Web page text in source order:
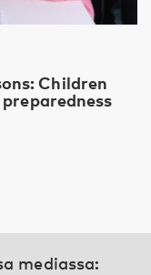
Children
mediassa: